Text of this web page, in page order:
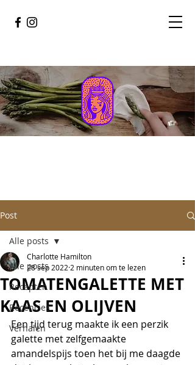
Post
Alle posts
Recepten
Recencies
Verhalen
Alle posts
TOMATENGALETTE MET
KAAS EN OLIJVEN
Charlotte Hamilton
28 sep 2022 2 minuten om te lezen
Een tijd terug maakte ik een perzik
galette met zelfgemaakte
amandelspijs toen het bij me daagde